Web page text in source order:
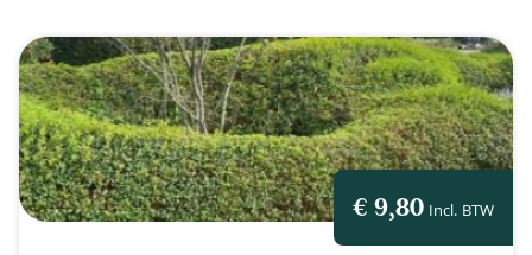
€ 9,80 Incl. BTW